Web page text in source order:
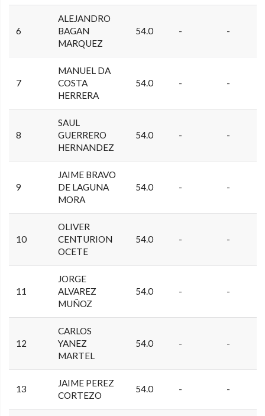
6
ALEJANDRO
BAGAN
MARQUEZ
54.0 - -
7
MANUEL DA
COSTA
HERRERA
54.0 - -
8
SAUL
GUERRERO
HERNANDEZ
54.0 - -
9
JAIME BRAVO
DE LAGUNA
MORA
54.0 - -
10
OLIVER
CENTURION
OCETE
54.0 - -
11
JORGE
ALVAREZ
MUÑOZ
54.0 - -
12
CARLOS
YANEZ
MARTEL
54.0 - -
13
JAIME PEREZ
CORTEZO
54.0 - -